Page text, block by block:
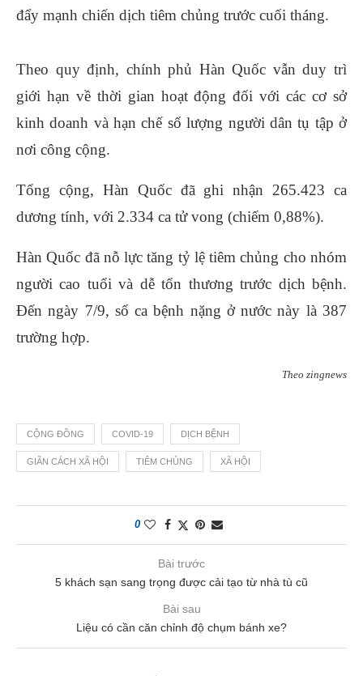
đẩy mạnh chiến dịch tiêm chủng trước cuối tháng.
Theo quy định, chính phủ Hàn Quốc vẫn duy trì
giới hạn về thời gian hoạt động đối với các cơ sở
kinh doanh và hạn chế số lượng người dân tụ tập ở
nơi công cộng.
Tổng cộng, Hàn Quốc đã ghi nhận 265.423 ca
dương tính, với 2.334 ca tử vong (chiếm 0,88%).
Hàn Quốc đã nỗ lực tăng tỷ lệ tiêm chủng cho nhóm
người cao tuổi và dễ tổn thương trước dịch bệnh.
Đến ngày 7/9, số ca bệnh nặng ở nước này là 387
trường hợp.
Theo zingnews
CỘNG ĐỒNG COVID-19 DỊCH BỆNH
GIÃN CÁCH XÃ HỘI TIÊM CHỦNG XÃ HỘI
0
Bài trước
5 khách sạn sang trọng được cải tạo từ nhà tù cũ
Bài sau
Liệu có cần căn chỉnh độ chụm bánh xe?